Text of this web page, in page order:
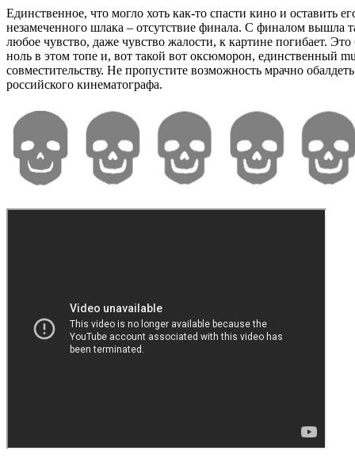
Единственное, что могло хоть как-то спасти кино и оставить
незамеченного шлака – отсутствие финала. С финалом вышла
любое чувство, даже чувство жалости, к картине погибает.
ноль в этом топе и, вот такой вот оксюморон, единственный
совместительству. Не пропустите возможность мрачно
российского кинематографа.